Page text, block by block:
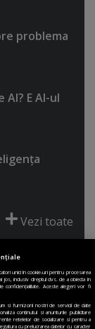
problema
E AI-ul
Vezi toate
COOKIE
SITE
ECHIPA
ARHIVA
unici în cookie-uri pentru procesarea
jos, inclusiv dreptul dvs. de a obiecta în
confidențialitate. Aceste alegeri vor fi
si furnizorii nostri de servicii de date
continutul si anunturile publicitare
retelelor de socializare si pentru a
cu prelucrarea datelor cu caracter